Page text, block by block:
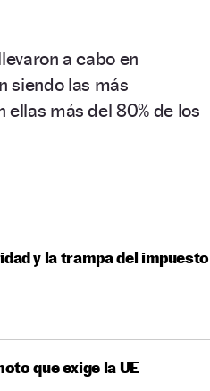
a cabo en
siendo las más
más del 80% de los
y la trampa del impuesto
que exige la UE